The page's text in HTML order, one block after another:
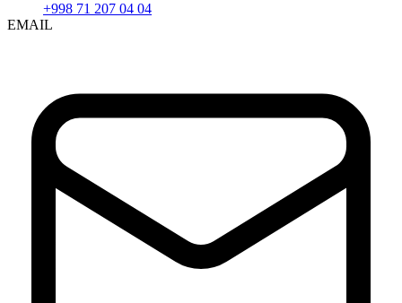
+998 71 207 04 04
EMAIL